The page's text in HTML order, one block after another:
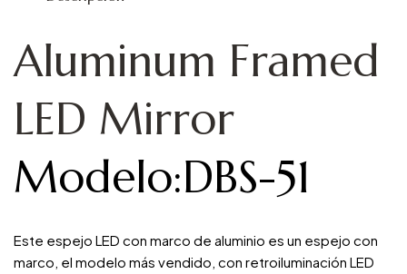
Aluminum Framed
LED Mirror
Modelo:DBS-51
Este espejo LED con marco de aluminio es un espejo con
marco, el modelo más vendido, con retroiluminación LED